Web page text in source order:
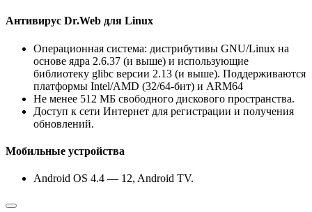
Антивирус Dr.Web для Linux
Операционная система: дистрибутивы GNU/Linux на
основе ядра 2.6.37 (и выше) и использующие
библиотеку glibc версии 2.13 (и выше). Поддерживаются
платформы Intel/AMD (32/64-бит) и ARM64
Не менее 512 МБ свободного дискового пространства.
Доступ к сети Интернет для регистрации и получения
обновлений.
Мобильные устройства
Android OS 4.4 — 12, Android TV.